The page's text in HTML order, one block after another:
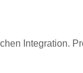
Integration.